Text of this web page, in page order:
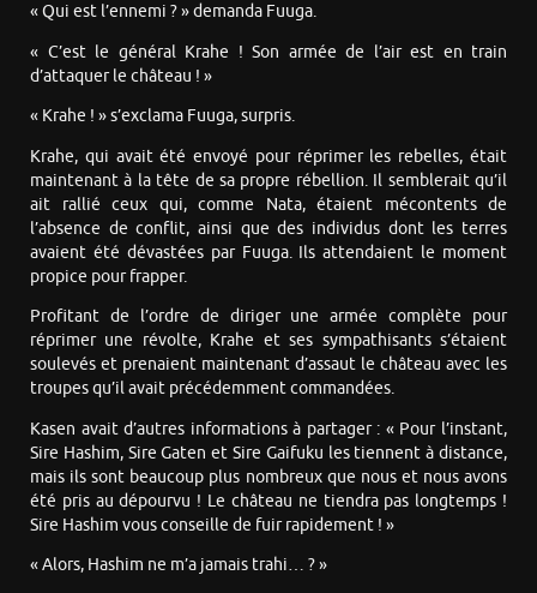
« Qui est l’ennemi ? » demanda Fuuga.
« C’est le général Krahe ! Son armée de l’air est en train
d’attaquer le château ! »
« Krahe ! » s’exclama Fuuga, surpris.
Krahe, qui avait été envoyé pour réprimer les rebelles, était
maintenant à la tête de sa propre rébellion. Il semblerait qu’il
ait rallié ceux qui, comme Nata, étaient mécontents de
l’absence de conflit, ainsi que des individus dont les terres
avaient été dévastées par Fuuga. Ils attendaient le moment
propice pour frapper.
Profitant de l’ordre de diriger une armée complète pour
réprimer une révolte, Krahe et ses sympathisants s’étaient
soulevés et prenaient maintenant d’assaut le château avec les
troupes qu’il avait précédemment commandées.
Kasen avait d’autres informations à partager : « Pour l’instant,
Sire Hashim, Sire Gaten et Sire Gaifuku les tiennent à distance,
mais ils sont beaucoup plus nombreux que nous et nous avons
été pris au dépourvu ! Le château ne tiendra pas longtemps !
Sire Hashim vous conseille de fuir rapidement ! »
« Alors, Hashim ne m’a jamais trahi… ? »